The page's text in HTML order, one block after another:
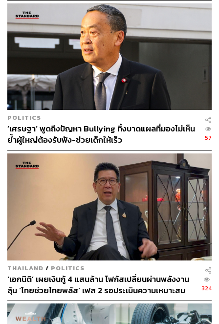
เศรษฐายืนยันว่าตนเองกังวลใจในระดับสูงสุด เครื่องบิน
กองทัพอากาศสามารถขนคนไทยได้จำนวน 423 คน ส่วน
แรงงานไทยที่ทำงานอยู่ในอิสราเอลพบว่ามีจำนวน 25,000
คน และ 5,000 คนอยู่ในพื้นที่เกิดเหตุรุนแรง ยอมรับว่าตนเอง
มีความเป็นห่วงเพราะมีผู้บริสุทธิ์เสียชีวิต โดยเฉพาะ
ประชาชนคนไทยที่ไม่ได้เป็นส่วนหนึ่งของความขัดแย้ง จึงมี
ความไม่สบายใจ หลังจากนี้จะมีการตั้งศูนย์คอลเซ็นเตอร์เพื่อ
ให้ญาติประสานงานติดต่อ
จากนั้นเศรษฐามีคำสั่งด่วนให้รัฐมนตรีช่วยว่าการกระทรวง
การต่างประเทศอยู่ปฏิบัติหน้าที่ประสานงานในประเทศไทย
ต่อ แม้จะต้องร่วมคณะไปกับนายกรัฐมนตรี และในช่วงบ่าย
ของวันนี้จะมีการประชุมศูนย์ประสานงานสถานการณ์
ฉุกเฉินระหว่างหน่วยงานที่เกี่ยวข้อง ที่กรมการกงสุล
กระทรวงการต่างประเทศ เนื่องจาก ปานปรีย์ พหิทธานุกร
รองนายกรัฐมนตรี และรัฐมนตรีว่าการกระทรวงการต่าง
ประเทศ ติดภารกิจอยู่ที่ต่างประเทศ เพื่อที่ทุกคนจะได้สบายใจ
ว่ารัฐบาลนี้ให้ความสำคัญกับเรื่องนี้สูงสุด
TAGS: กระทรวงการคลัง Palestine
Israel
เศรษฐา ทวีสิน
Hamas เหตุฮามาสโจมตีอิสราเอล
POLITICS
‘เศรษฐา’ พูดถึงปัญหา Bullying ทิ้งบาดแผลที่มองไม่เห็น
ย้ำผู้ใหญ่ต้องรับฟัง-ช่วยเด็กให้เร็ว
57
THAILAND / POLITICS
‘เอกนิติ’ เผยเงินกู้ 4 แสนล้าน โฟกัสเปลี่ยนผ่านพลังงาน
ลุ้น ‘ไทยช่วยไทยพลัส’ เฟส 2 รอประเมินความเหมาะสม
324